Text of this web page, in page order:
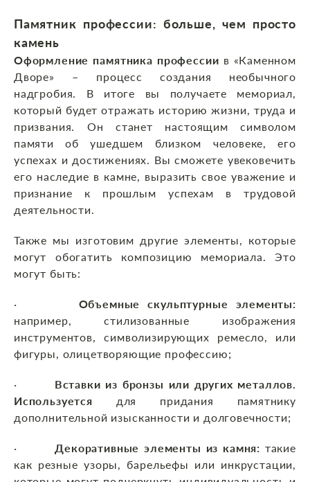
Памятник профессии: больше, чем просто
камень
Оформление памятника профессии в «Каменном
Дворе» – процесс создания необычного
надгробия. В итоге вы получаете мемориал,
который будет отражать историю жизни, труда и
призвания. Он станет настоящим символом
памяти об ушедшем близком человеке, его
успехах и достижениях. Вы сможете увековечить
его наследие в камне, выразить свое уважение и
признание к прошлым успехам в трудовой
деятельности.
Также мы изготовим другие элементы, которые
могут обогатить композицию мемориала. Это
могут быть:
· Объемные скульптурные элементы:
например, стилизованные изображения
инструментов, символизирующих ремесло, или
фигуры, олицетворяющие профессию;
· Вставки из бронзы или других металлов.
Используется для придания памятнику
дополнительной изысканности и долговечности;
· Декоративные элементы из камня: такие
как резные узоры, барельефы или инкрустации,